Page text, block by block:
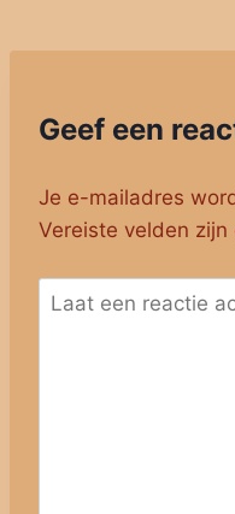
Geef een
Je e-mailadres
Vereiste velden